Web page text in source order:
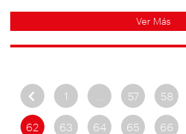
Ver Más
1 57 58
62 63 64 65 66